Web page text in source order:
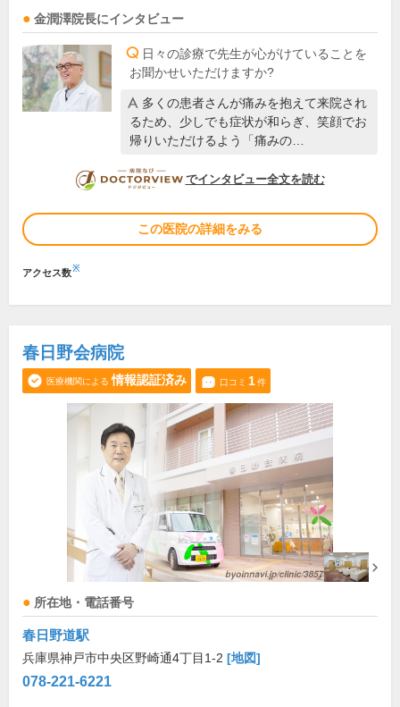
金潤澤院長にインタビュー
日々の診療で先生が心がけていることを
お聞かせいただけますか?
多くの患者さんが痛みを抱えて来院され
るため、少しでも症状が和らぎ、笑顔でお
帰りいただけるよう「痛みの…
DOCTORVIEW
でインタビュー全文を読む
この医院の詳細をみる
アクセス数※
春日野会病院
医療機関による 情報認証済み 口コミ 1件
所在地・電話番号
春日野道駅
兵庫県神戸市中央区野崎通4丁目1-2 [地図]
078-221-6221